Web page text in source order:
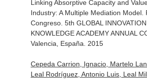
Linking Absorptive Capacity and
Industry: A Multiple Mediation Model.
Congreso. 5th GLOBAL
KNOWLEDGE ACADEMY ANNUAL
Valencia, España. 2015
Cepeda Carrion, Ignacio, Martelo
Leal Rodríguez, Antonio Luis, Leal